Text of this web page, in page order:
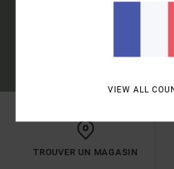
CONDITIONS DÉTAILLÉES
TROUVER UN MAGASIN
VIEW ALL